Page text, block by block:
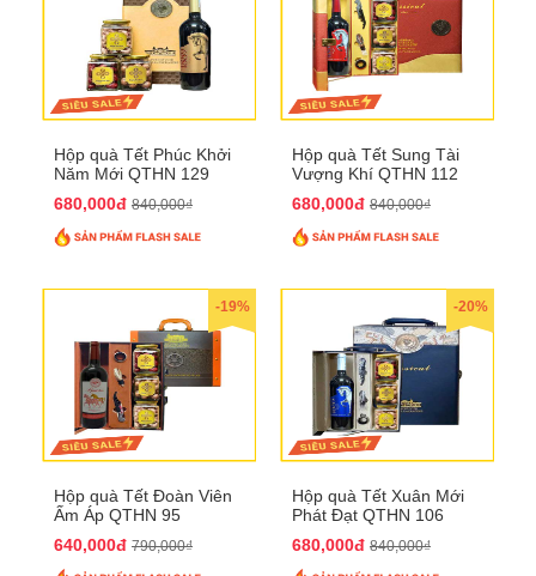
Hộp quà Tết Phúc Khởi
Năm Mới QTHN 129
680,000đ 840,000₫
Hộp quà Tết Sung Tài
Vượng Khí QTHN 112
680,000đ 840,000₫
-19%
Hộp quà Tết Đoàn Viên
Ấm Áp QTHN 95
640,000đ 790,000₫
-20%
Hộp quà Tết Xuân Mới
Phát Đạt QTHN 106
680,000đ 840,000₫